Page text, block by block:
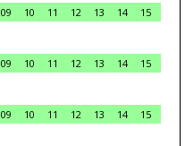
09 10 11 12 13 14
15
09 10 11 12 13 14
15
09 10 11 12 13 14
15